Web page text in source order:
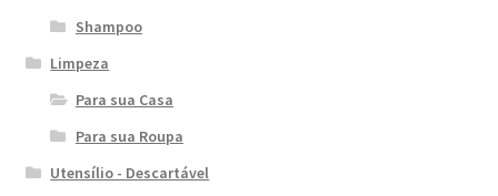
Shampoo
Limpeza
Para sua Casa
Para sua Roupa
Utensílio - Descartável